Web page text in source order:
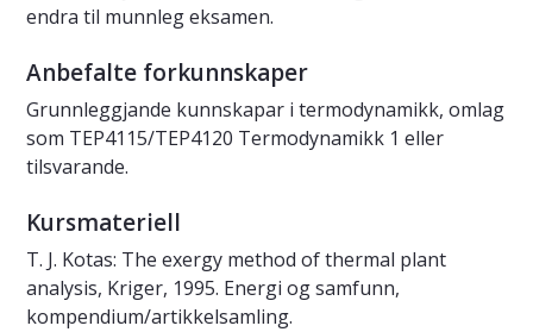
endra til munnleg eksamen.
Anbefalte forkunnskaper
Grunnleggjande kunnskapar i termodynamikk, omlag
som TEP4115/TEP4120 Termodynamikk 1 eller
tilsvarande.
Kursmateriell
T. J. Kotas: The exergy method of thermal plant
analysis, Kriger, 1995. Energi og samfunn,
kompendium/artikkelsamling.